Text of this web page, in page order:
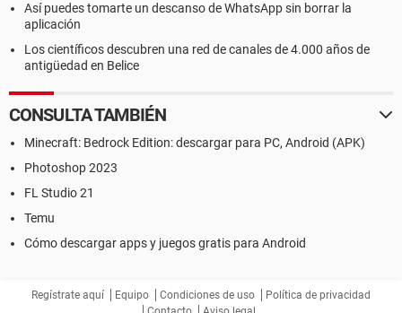
Así puedes tomarte un descanso de WhatsApp sin borrar la
aplicación
Los científicos descubren una red de canales de 4.000 años de
antigüedad en Belice
CONSULTA TAMBIÉN
Minecraft: Bedrock Edition: descargar para PC, Android (APK)
Photoshop 2023
FL Studio 21
Temu
Cómo descargar apps y juegos gratis para Android
Regístrate aquí Equipo Condiciones de uso
Política de privacidad